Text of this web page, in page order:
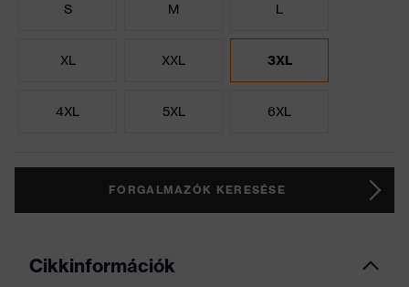
S M L
XL XXL 3XL
4XL 5XL 6XL
FORGALMAZÓK KERESÉSE
Cikkinformációk